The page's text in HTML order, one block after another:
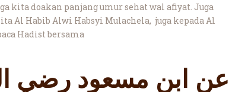
kita doakan panjang umur sehat wal afiyat. Juga
Al Habib Alwi Habsyi Mulachela, juga kepada Al
Hadist bersama
عن ابن مسعود رضي